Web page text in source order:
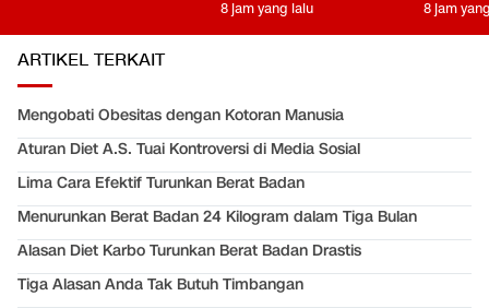
8 jam yang lalu 8 jam
ARTIKEL TERKAIT
Mengobati Obesitas dengan Kotoran Manusia
Aturan Diet A.S. Tuai Kontroversi di Media Sosial
Lima Cara Efektif Turunkan Berat Badan
Menurunkan Berat Badan 24 Kilogram dalam Tiga Bulan
Alasan Diet Karbo Turunkan Berat Badan Drastis
Tiga Alasan Anda Tak Butuh Timbangan